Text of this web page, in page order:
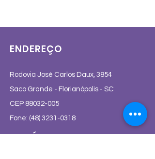
“Incompetência Istmo Cervical”
Evento gratuito e direcionado para
profissionais da saúde, residentes e
ENDEREÇO
Rodovia José Carlos Daux, 3854
Saco Grande - Florianópolis - SC
CEP 88032-005
Fone: (48) 3231-0318
HORÁRIO ATENDIMENTO